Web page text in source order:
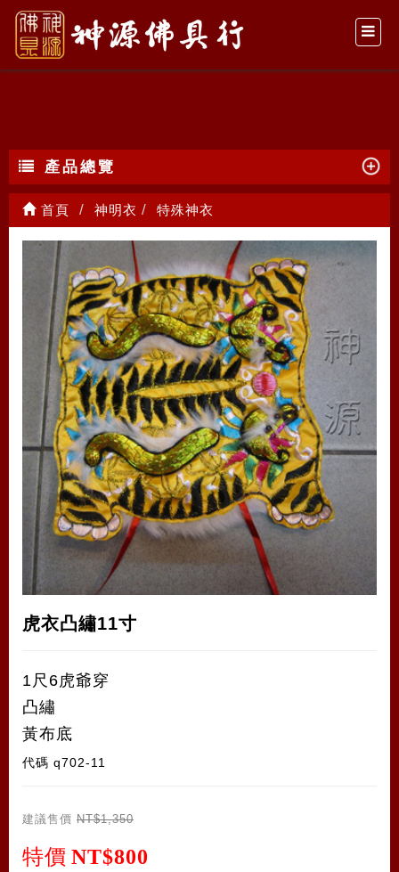
特殊神衣
產品總覽
首頁 神明衣 特殊神衣
虎衣凸繡11寸
1尺6虎爺穿
凸繡
黃布底
代碼 q702-11
建議售價 NT$1,350
特價 NT$800